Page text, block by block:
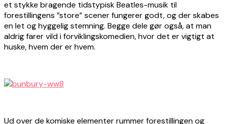
et stykke bragende tidstypisk Beatles-musik til
forestillingens ”store” scener fungerer godt, og der skabes
en let og hyggelig stemning. Begge dele gør også, at man
aldrig farer vild i forviklingskomedien, hvor det er vigtigt at
huske, hvem der er hvem.
Ud over de komiske elementer rummer forestillingen og